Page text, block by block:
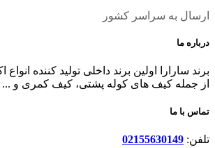
ارسال به سراسر کشور
درباره ما
برند سارارا اولین برند داخلی تولید کننده
از جمله کیف های کوله پشتی، کیف کمری و ...
تماس با ما
تلفن: 02155630149